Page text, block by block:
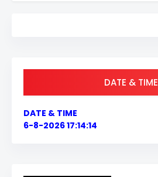
DATE & TIME
DATE & TIME
6-8-2026 17:14:14